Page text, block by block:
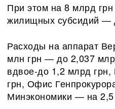
При этом на 8 млрд
жилищных субсидий —
Расходы на аппарат
млн грн — до 2,037
вдвое-до 1,2 млрд
грн, Офис
Минэкономики — на